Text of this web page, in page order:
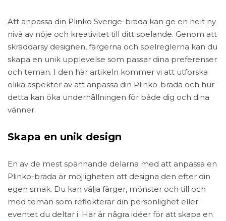
Att anpassa din Plinko Sverige-bräda kan ge en helt ny
nivå av nöje och kreativitet till ditt spelande. Genom att
skräddarsy designen, färgerna och spelreglerna kan du
skapa en unik upplevelse som passar dina preferenser
och teman. I den här artikeln kommer vi att utforska
olika aspekter av att anpassa din Plinko-bräda och hur
detta kan öka underhållningen för både dig och dina
vänner.
Skapa en unik design
En av de mest spännande delarna med att anpassa en
Plinko-bräda är möjligheten att designa den efter din
egen smak. Du kan välja färger, mönster och till och
med teman som reflekterar din personlighet eller
eventet du deltar i. Här är några idéer för att skapa en